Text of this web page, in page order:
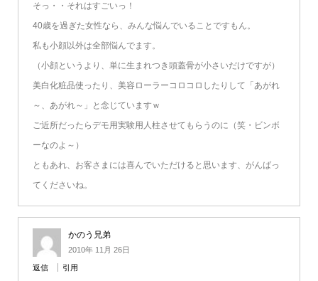
そっ・・それはすごいっ！
40歳を過ぎた女性なら、みんな悩んでいることですもん。
私も小顔以外は全部悩んでます。
（小顔というより、単に生まれつき頭蓋骨が小さいだけですが）
美白化粧品使ったり、美容ローラーコロコロしたりして「あがれ
～、あがれ～」と念じていますｗ
ご近所だったらデモ用実験用人柱させてもらうのに（笑・ビンボ
ーなのよ～）
ともあれ、お客さまには喜んでいただけると思います、がんばっ
てくださいね。
かのう兄弟
2010年 11月 26日
返信 引用